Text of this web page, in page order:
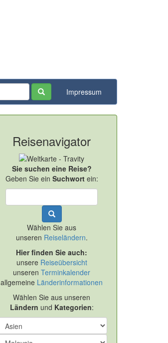
Impressum
Reisenavigator
Sie suchen eine Reise?
Geben Sie ein Suchwortein:
Wählen Sie aus
unseren Reiseländern.
Hier finden Sie auch:
unsere Reiseübersicht
unserenTerminkalender
allgemeine Länderinformationen
Wählen Sie aus unseren
Ländern und Kategorien: